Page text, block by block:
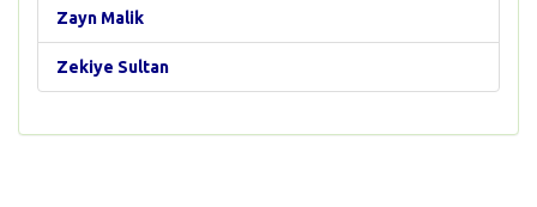
Zayn Malik
Zekiye Sultan